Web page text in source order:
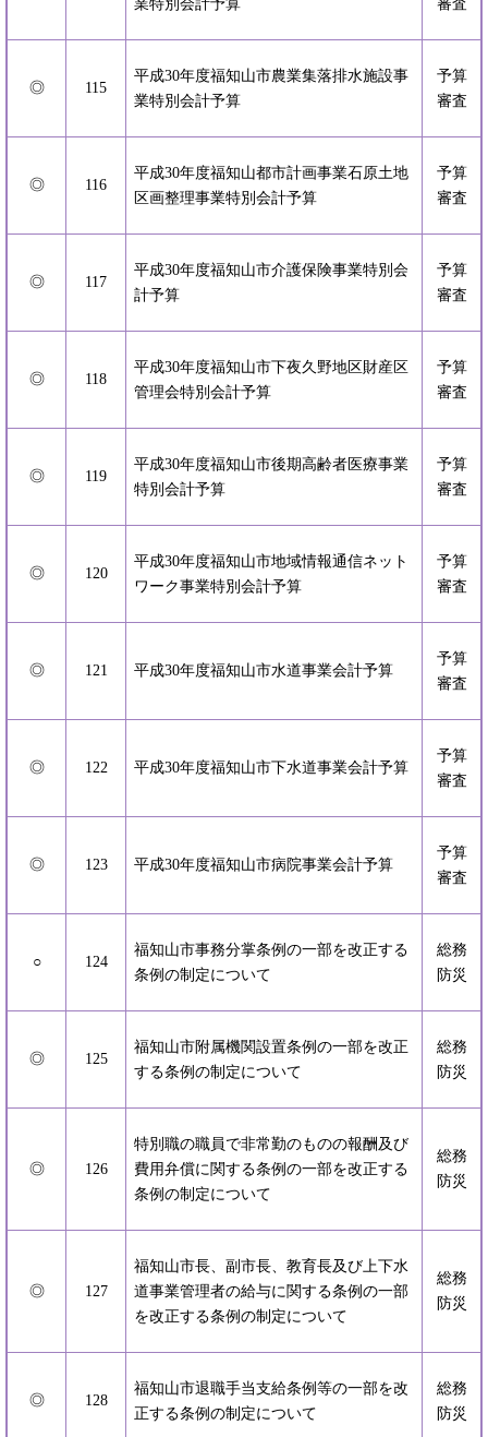
業特別会計予算
審査
◎ 115
平成30年度福知山市農業集落排水施設事
業特別会計予算
予算
審査
◎ 116
平成30年度福知山都市計画事業石原土地
区画整理事業特別会計予算
予算
審査
◎ 117
平成30年度福知山市介護保険事業特別会
計予算
予算
審査
◎ 118
平成30年度福知山市下夜久野地区財産区
管理会特別会計予算
予算
審査
◎ 119
平成30年度福知山市後期高齢者医療事業
特別会計予算
予算
審査
◎ 120
平成30年度福知山市地域情報通信ネット
ワーク事業特別会計予算
予算
審査
◎ 121 平成30年度福知山市水道事業会計予算
予算
審査
◎ 122 平成30年度福知山市下水道事業会計予算
予算
審査
◎ 123 平成30年度福知山市病院事業会計予算
予算
審査
○ 124
福知山市事務分掌条例の一部を改正する
条例の制定について
総務
防災
◎ 125
福知山市附属機関設置条例の一部を改正
する条例の制定について
総務
防災
◎ 126
特別職の職員で非常勤のものの報酬及び
費用弁償に関する条例の一部を改正する
条例の制定について
総務
防災
◎ 127
福知山市長、副市長、教育長及び上下水
道事業管理者の給与に関する条例の一部
を改正する条例の制定について
総務
防災
◎ 128
福知山市退職手当支給条例等の一部を改
正する条例の制定について
総務
防災